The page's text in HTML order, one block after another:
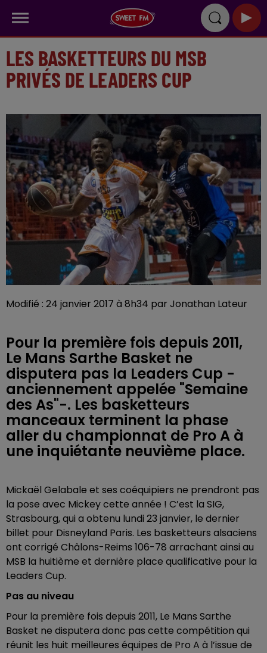
LES BASKETTEURS DU MSB
PRIVÉS DE LEADERS CUP
Modifié : 24 janvier 2017 à 8h34 par Jonathan Lateur
Pour la première fois depuis 2011,
Le Mans Sarthe Basket ne
disputera pas la Leaders Cup -
anciennement appelée "Semaine
des As"-. Les basketteurs
manceaux terminent la phase
aller du championnat de Pro A à
une inquiétante neuvième place.
Mickaël Gelabale et ses coéquipiers ne prendront pas
la pose avec Mickey cette année ! C’est la SIG,
Strasbourg, qui a obtenu lundi 23 janvier, le dernier
billet pour Disneyland Paris. Les basketteurs alsaciens
ont corrigé Châlons-Reims 106-78 arrachant ainsi au
MSB la huitième et dernière place qualificative pour la
Leaders Cup.
Pas au niveau
Pour la première fois depuis 2011, Le Mans Sarthe
Basket ne disputera donc pas cette compétition qui
réunit les huit meilleures équipes de Pro A à l’issue de